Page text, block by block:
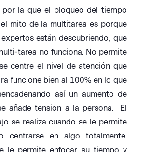
por la que el bloqueo del tiempo
mito de la multitarea es porque
están descubriendo, que
tarea no funciona. No permite
centre el nivel de atención que
funcione bien al 100% en lo que
así un aumento de
añade tensión a la persona. El
se realiza cuando se le permite
centrarse en algo totalmente.
le permite enfocar su tiempo y